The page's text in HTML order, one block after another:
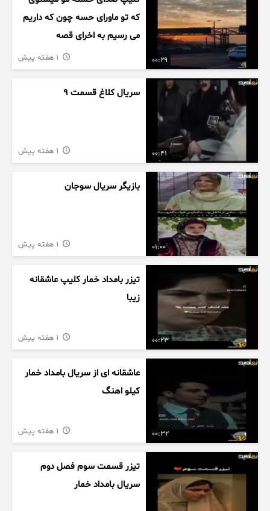
00:29
که تو ماورای حسه چون که داریم
می رسیم به اخرای قصه
00:41
سریال کلاغ قسمت 9
01:00
بازیگر سریال سوجان
00:23
تیزر بامداد خمار کلیپ عاشقانه
زیبا
00:32
عاشقانه ای از سریال بامداد خمار
کیلو اهنگ
تیزر قسمت سوم فصل دوم
سریال بامداد خمار